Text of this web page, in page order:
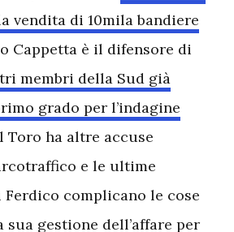
vendita di 10mila bandiere
Cappetta è il difensore di
membri della Sud già
grado per l’indagine
Toro ha altre accuse
e le ultime
complicano le cose
sua gestione dell’affare per